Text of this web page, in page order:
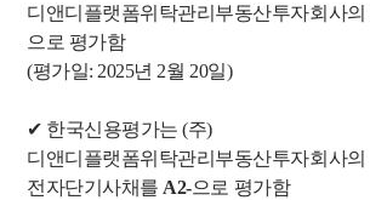
디앤디플랫폼위탁관리부동산투자회사의
으로 평가함
(평가일: 2025년 2월 20일)
✔ 한국신용평가는 (주)
디앤디플랫폼위탁관리부동산투자회사의
전자단기사채를 A2-으로 평가함